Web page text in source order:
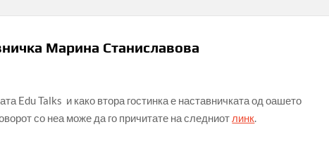
Марина Станиславова
Edu Talks и како втора гостинка е наставничката од оашето
со неа може да го причитате на следниот линк.